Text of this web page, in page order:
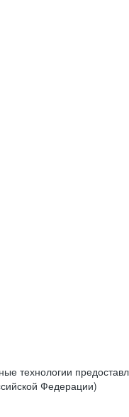
технологии
Федерации)